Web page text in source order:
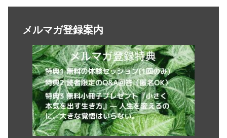
メルマガ登録案内